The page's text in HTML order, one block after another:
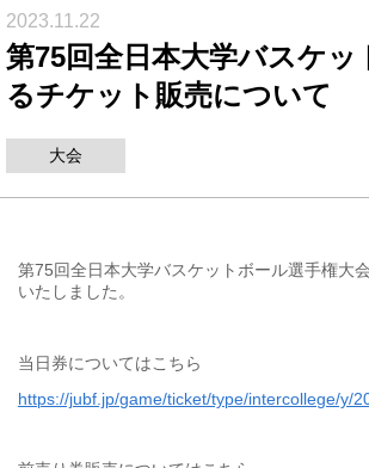
2023.11.22
第75回全日本大学バスケ
るチケット販売について
大会
第75回全日本大学バスケットボール選手権大
いたしました。
当日券についてはこちら
https://jubf.jp/game/ticket/type/intercollege/y/